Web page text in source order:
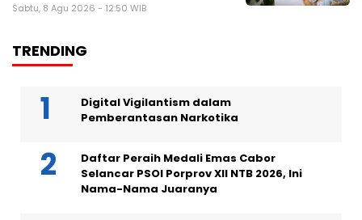
Sabtu, 8 Agu 2026 - 12:50 WIB
TRENDING
Digital Vigilantism dalam
Pemberantasan Narkotika
Daftar Peraih Medali Emas Cabor
Selancar PSOI Porprov XII NTB 2026, Ini
Nama-Nama Juaranya